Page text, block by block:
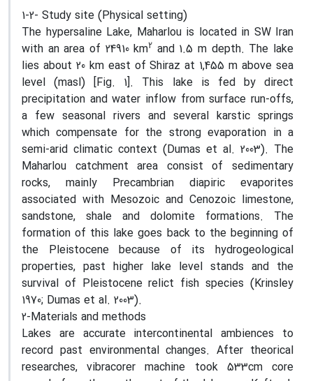
1-2- Study site (Physical setting)
The hypersaline Lake, Maharlou is located in SW Iran
with an area of 24910 km2 and 1.5 m depth. The lake
lies about 20 km east of Shiraz at 1,455 m above sea
level (masl) [Fig. 1]. This lake is fed by direct
precipitation and water inflow from surface run-offs,
a few seasonal rivers and several karstic springs
which compensate for the strong evaporation in a
semi-arid climatic context (Dumas et al. 2003). The
Maharlou catchment area consist of sedimentary
rocks, mainly Precambrian diapiric evaporites
associated with Mesozoic and Cenozoic limestone,
sandstone, shale and dolomite formations. The
formation of this lake goes back to the beginning of
the Pleistocene because of its hydrogeological
properties, past higher lake level stands and the
survival of Pleistocene relict fish species (Krinsley
1970; Dumas et al. 2003).
2-Materials and methods
Lakes are accurate intercontinental ambiences to
record past environmental changes. After theorical
researches, vibracorer machine took 533cm core